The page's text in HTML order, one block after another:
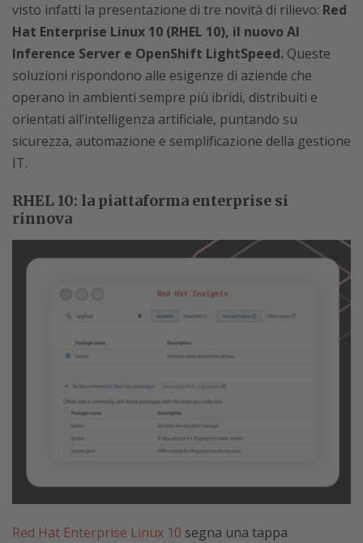
visto infatti la presentazione di tre novità di rilievo: Red
Hat Enterprise Linux 10 (RHEL 10), il nuovo AI
Inference Server e OpenShift LightSpeed. Queste
soluzioni rispondono alle esigenze di aziende che
operano in ambienti sempre più ibridi, distribuiti e
orientati all’intelligenza artificiale, puntando su
sicurezza, automazione e semplificazione della gestione
IT.
RHEL 10: la piattaforma enterprise si
rinnova
Red Hat Enterprise Linux 10 segna una tappa